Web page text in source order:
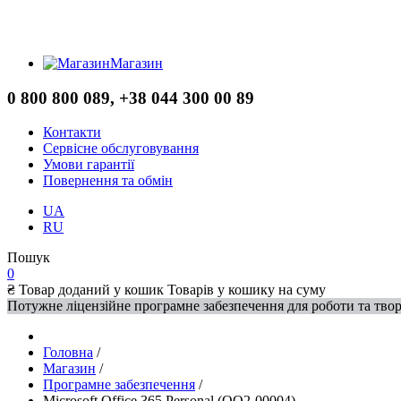
Магазин
0 800 800 089, +38 044 300 00 89
Контакти
Сервісне обслуговування
Умови гарантії
Повернення та обмін
UA
RU
Пошук
0
₴ Товар доданий у кошик Товарів у кошику на суму
Потужне ліцензійне програмне забезпечення для роботи та
Головна /
Магазин /
Програмне забезпечення /